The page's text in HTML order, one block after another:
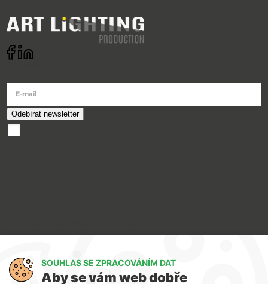
E-mail
O nás
SOUHLAS SE ZPRACOVÁNÍM DAT
Aby se vám web dobře